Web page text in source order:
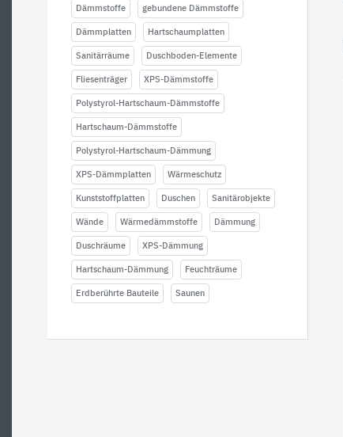
Dämmstoffe gebundene Dämmstoffe
Dämmplatten Hartschaumplatten
Sanitärräume Duschboden-Elemente
Fliesenträger XPS-Dämmstoffe
Polystyrol-Hartschaum-Dämmstoffe
Hartschaum-Dämmstoffe
Polystyrol-Hartschaum-Dämmung
XPS-Dämmplatten Wärmeschutz
Kunststoffplatten Duschen Sanitärobjekte
Wände Wärmedämmstoffe Dämmung
Duschräume XPS-Dämmung
Hartschaum-Dämmung Feuchträume
Erdberührte Bauteile Saunen